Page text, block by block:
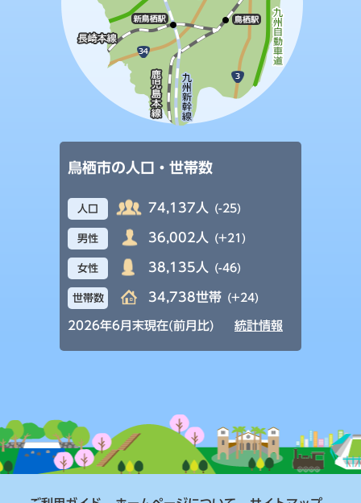
鳥栖市の人口・世帯数
人口 74,137人 (-25)
男性 36,002人 (+21)
女性 38,135人 (-46)
世帯数 34,738世帯 (+24)
2026年6月末現在(前月比) 統計情報